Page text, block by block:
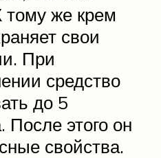
тому же крем
свои
При
средство
до 5
После этого он
свойства.